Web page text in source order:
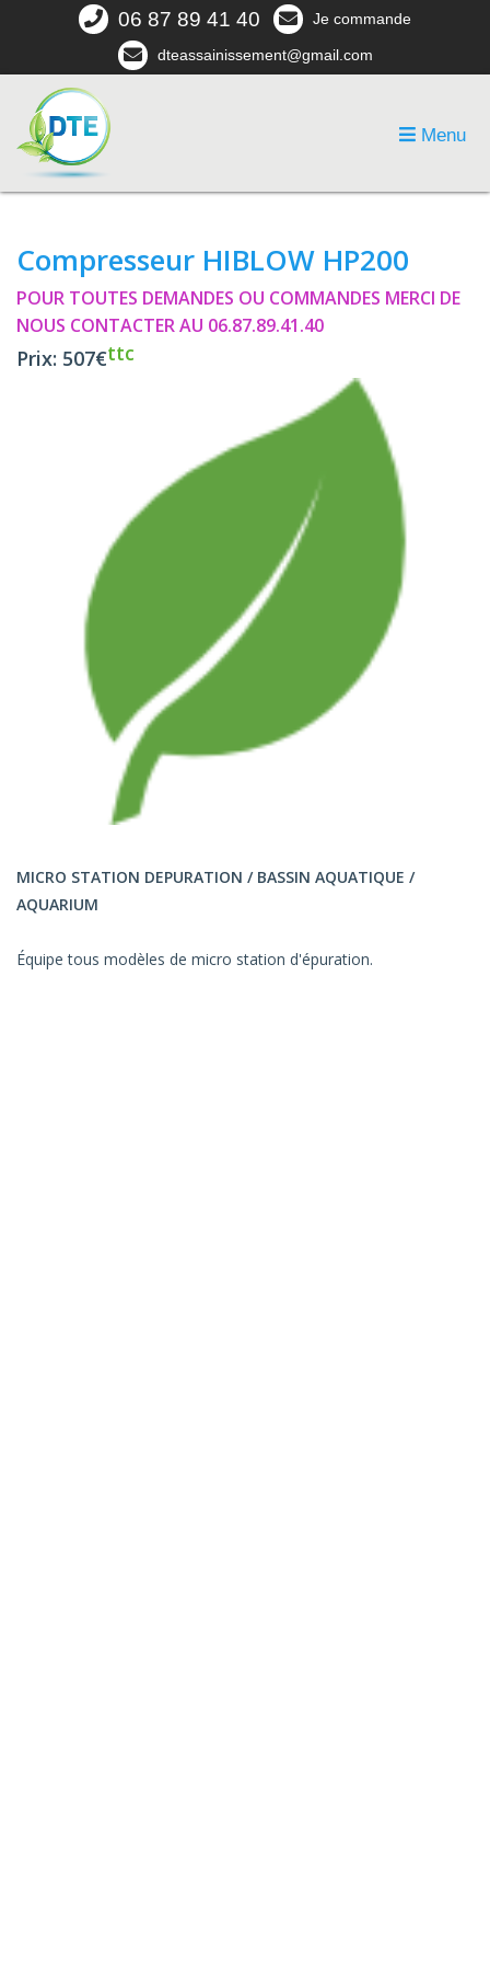
06 87 89 41 40 Je commande
dteassainissement@gmail.com
Menu
Compresseur HIBLOW HP200
POUR TOUTES DEMANDES OU COMMANDES MERCI DE
NOUS CONTACTER AU 06.87.89.41.40
Prix: 507€ttc
MICRO STATION DEPURATION / BASSIN AQUATIQUE /
AQUARIUM
Équipe tous modèles de micro station d'épuration.